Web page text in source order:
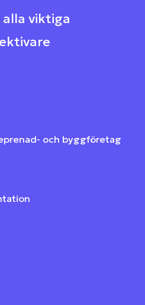
viktiga
och byggföretag